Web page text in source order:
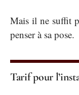
Mais il ne suffit
penser à sa pose.
Tarif pour